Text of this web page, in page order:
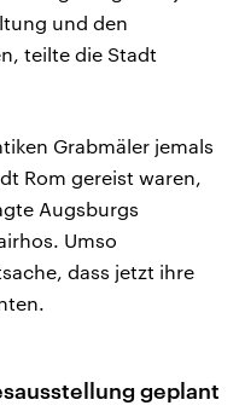
und den
teilte die Stadt
Grabmäler jemals
Rom gereist waren,
Augsburgs
Umso
dass jetzt ihre
geplant